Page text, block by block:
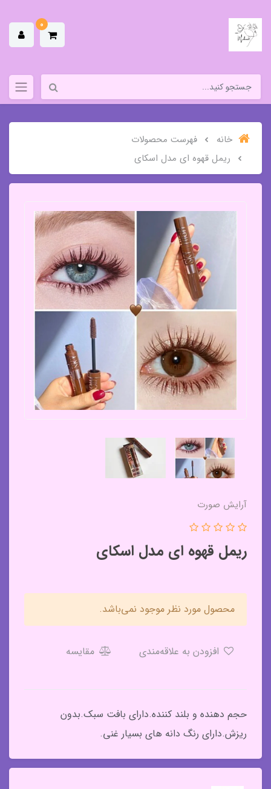
0
خانه
فهرست محصولات
ریمل قهوه ای مدل اسکای
آرایش صورت
ریمل قهوه ای مدل اسکای
محصول مورد نظر موجود نمی‌باشد.
مقایسه
حجم دهنده و بلند کننده.دارای بافت سبک.بدون
ریزش.دارای رنگ دانه های بسیار غنی.